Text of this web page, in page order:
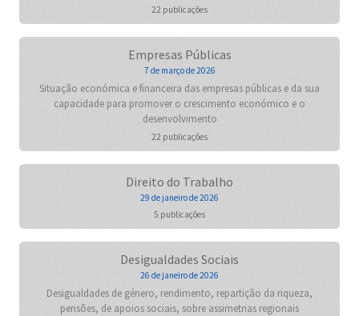
22 publicações
Empresas Públicas
7 de março de 2026
Situação económica e financeira das empresas públicas e da sua
capacidade para promover o crescimento económico e o
desenvolvimento
22 publicações
Direito do Trabalho
29 de janeiro de 2026
5 publicações
Desigualdades Sociais
26 de janeiro de 2026
Desigualdades de género, rendimento, repartição da riqueza,
pensões, de apoios sociais, sobre assimetrias regionais